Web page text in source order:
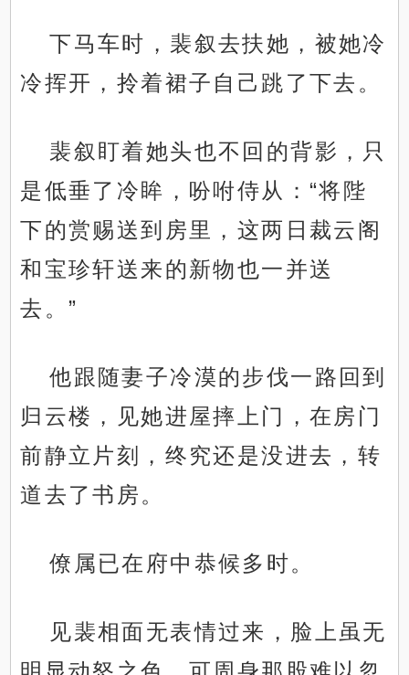
下马车时，裴叙去扶她，被她冷
冷挥开，拎着裙子自己跳了下去。
裴叙盯着她头也不回的背影，只
是低垂了冷眸，吩咐侍从：“将陛
下的赏赐送到房里，这两日裁云阁
和宝珍轩送来的新物也一并送
去。”
他跟随妻子冷漠的步伐一路回到
归云楼，见她进屋摔上门，在房门
前静立片刻，终究还是没进去，转
道去了书房。
僚属已在府中恭候多时。
见裴相面无表情过来，脸上虽无